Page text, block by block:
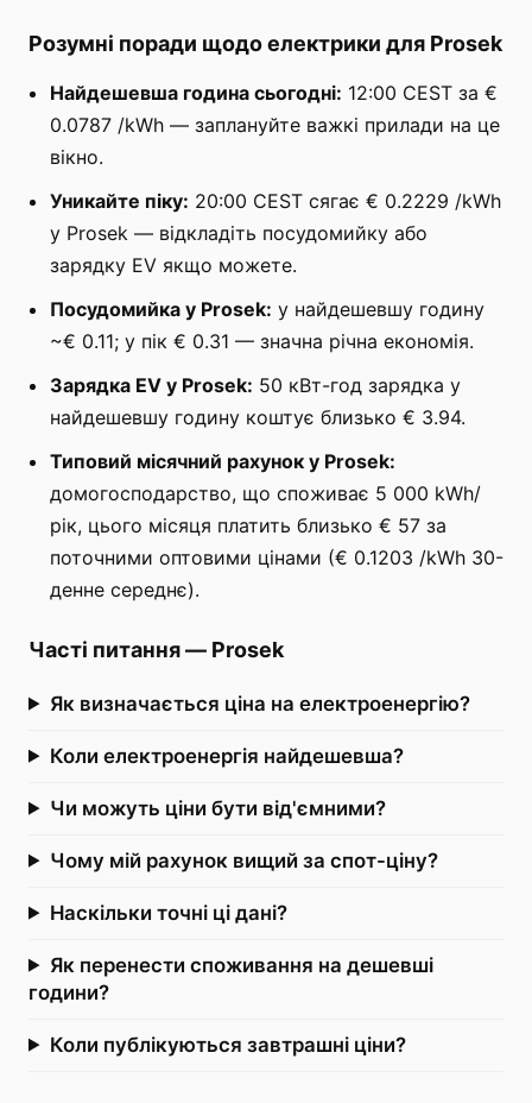
Розумні поради щодо електрики для Prosek
Найдешевша година сьогодні: 12:00 CEST за €
0.0787 /kWh — заплануйте важкі прилади на це
вікно.
Уникайте піку: 20:00 CEST сягає € 0.2229 /kWh
у Prosek — відкладіть посудомийку або
зарядку EV якщо можете.
Посудомийка у Prosek: у найдешевшу годину
~€ 0.11; у пік € 0.31 — значна річна економія.
Зарядка EV у Prosek: 50 кВт-год зарядка у
найдешевшу годину коштує близько € 3.94.
Типовий місячний рахунок у Prosek:
домогосподарство, що споживає 5 000 kWh/
рік, цього місяця платить близько € 57 за
поточними оптовими цінами (€ 0.1203 /kWh 30-
денне середнє).
Часті питання— Prosek
Як визначається ціна на електроенергію?
Коли електроенергія найдешевша?
Чи можуть ціни бути від'ємними?
Чому мій рахунок вищий за спот-ціну?
Наскільки точні ці дані?
Як перенести споживання на дешевші
години?
Коли публікуються завтрашні ціни?